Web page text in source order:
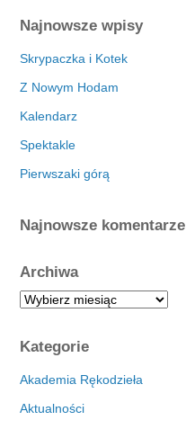
Najnowsze wpisy
Skrypaczka i Kotek
Z Nowym Hodam
Kalendarz
Spektakle
Pierwszaki górą
Najnowsze komentarze
Archiwa
A
c
h
i
a
Kategorie
Akademia Rękodzieła
Aktualności